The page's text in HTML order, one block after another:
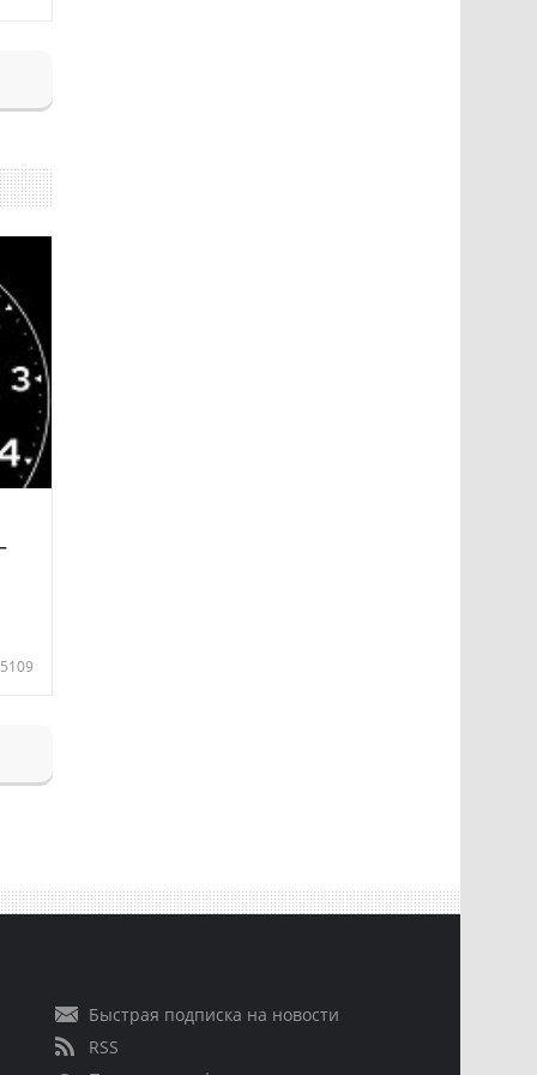
5109
Быстрая подписка на новости
RSS